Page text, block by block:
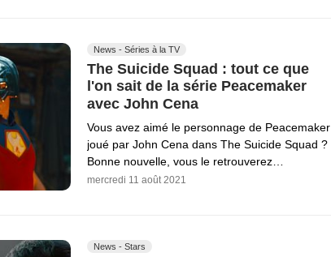
News - Séries à la TV
The Suicide Squad : tout ce que
l'on sait de la série Peacemaker
avec John Cena
Vous avez aimé le personnage de Peacemaker
joué par John Cena dans The Suicide Squad ?
Bonne nouvelle, vous le retrouverez…
mercredi 11 août 2021
News - Stars